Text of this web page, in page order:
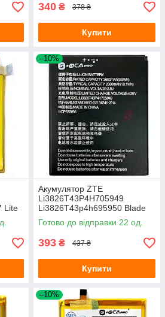
340 ₴ 378 ₴
Купити
Lite
–10%
Акумулятор ZTE
Li3826T43P4H705949
Li3826T43p4h695950 Blade
A5 2019, A3 2020, L210
(оригінал G+OCA Pro 2600
Готово до відправки 22 од.
393 ₴ 437 ₴
Купити
–10%